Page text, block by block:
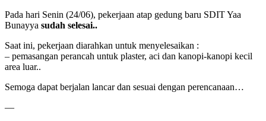
Pada hari Senin (24/06), pekerjaan atap gedung baru SDIT Yaa
Bunayya sudah selesai..
Saat ini, pekerjaan diarahkan untuk menyelesaikan :
– pemasangan perancah untuk plaster, aci dan kanopi-kanopi kecil
area luar..
Semoga dapat berjalan lancar dan sesuai dengan perencanaan…
—